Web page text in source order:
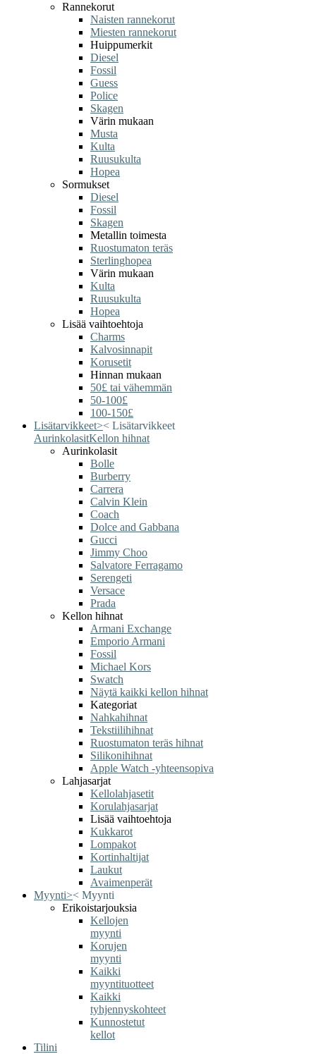
Rannekorut
Naisten rannekorut
Miesten rannekorut
Huippumerkit
Diesel
Fossil
Guess
Police
Skagen
Värin mukaan
Musta
Kulta
Ruusukulta
Hopea
Sormukset
Diesel
Fossil
Skagen
Metallin toimesta
Ruostumaton teräs
Sterlinghopea
Värin mukaan
Kulta
Ruusukulta
Hopea
Lisää vaihtoehtoja
Charms
Kalvosinnapit
Korusetit
Hinnan mukaan
50£ tai vähemmän
50-100£
100-150£
Lisätarvikkeet>< Lisätarvikkeet
AurinkolasitKellon hihnat
Aurinkolasit
Bolle
Burberry
Carrera
Calvin Klein
Coach
Dolce and Gabbana
Gucci
Jimmy Choo
Salvatore Ferragamo
Serengeti
Versace
Prada
Kellon hihnat
Armani Exchange
Emporio Armani
Fossil
Michael Kors
Swatch
Näytä kaikki kellon hihnat
Kategoriat
Nahkahihnat
Tekstiilihihnat
Ruostumaton teräs hihnat
Silikonihihnat
Apple Watch -yhteensopiva
Lahjasarjat
Kellolahjasetit
Korulahjasarjat
Lisää vaihtoehtoja
Kukkarot
Lompakot
Kortinhaltijat
Laukut
Avaimenperät
Myynti>< Myynti
Erikoistarjouksia
Kellojen
myynti
Korujen
myynti
Kaikki
myyntituotteet
Kaikki
tyhjennyskohteet
Kunnostetut
kellot
Tilini